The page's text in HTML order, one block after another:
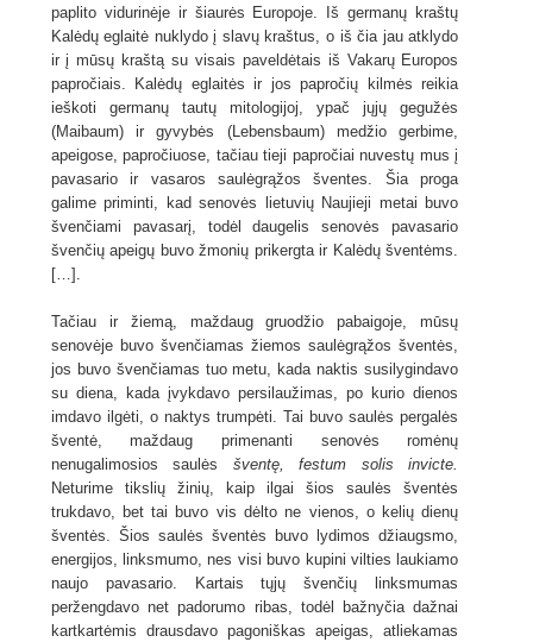
paplito vidurinėje ir šiaurės Europoje. Iš germanų kraštų
Kalėdų eglaitė nuklydo į slavų kraštus, o iš čia jau atklydo
ir į mūsų kraštą su visais paveldėtais iš Vakarų Europos
papročiais. Kalėdų eglaitės ir jos papročių kilmės reikia
ieškoti germanų tautų mitologijoj, ypač jųjų gegužės
(Maibaum) ir gyvybės (Lebensbaum) medžio gerbime,
apeigose, papročiuose, tačiau tieji papročiai nuvestų mus į
pavasario ir vasaros saulėgrąžos šventes. Šia proga
galime priminti, kad senovės lietuvių Naujieji metai buvo
švenčiami pavasarį, todėl daugelis senovės pavasario
švenčių apeigų buvo žmonių prikergta ir Kalėdų šventėms.
[…].
Tačiau ir žiemą, maždaug gruodžio pabaigoje, mūsų
senovėje buvo švenčiamas žiemos saulėgrąžos šventės,
jos buvo švenčiamas tuo metu, kada naktis susilygindavo
su diena, kada įvykdavo persilaužimas, po kurio dienos
imdavo ilgėti, o naktys trumpėti. Tai buvo saulės pergalės
šventė, maždaug primenanti senovės romėnų
nenugalimosios saulės šventę, festum solis invicte.
Neturime tikslių žinių, kaip ilgai šios saulės šventės
trukdavo, bet tai buvo vis dėlto ne vienos, o kelių dienų
šventės. Šios saulės šventės buvo lydimos džiaugsmo,
energijos, linksmumo, nes visi buvo kupini vilties laukiamo
naujo pavasario. Kartais tųjų švenčių linksmumas
peržengdavo net padorumo ribas, todėl bažnyčia dažnai
kartkartėmis drausdavo pagoniškas apeigas, atliekamas